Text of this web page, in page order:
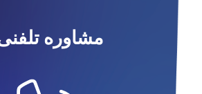
مشاوره